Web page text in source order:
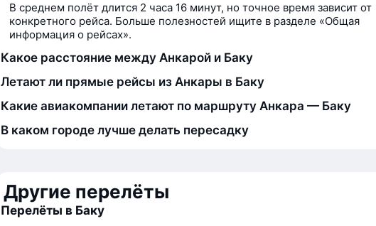
В среднем полёт длится 2 часа 16 минут, но точное время зависит от
конкретного рейса. Больше полезностей ищите в разделе «Общая
информация о рейсах».
Какое расстояние между Анкарой и Баку
Летают ли прямые рейсы из Анкары в Баку
Какие авиакомпании летают по маршруту Анкара — Баку
В каком городе лучше делать пересадку
Другие перелёты
Перелёты в Баку